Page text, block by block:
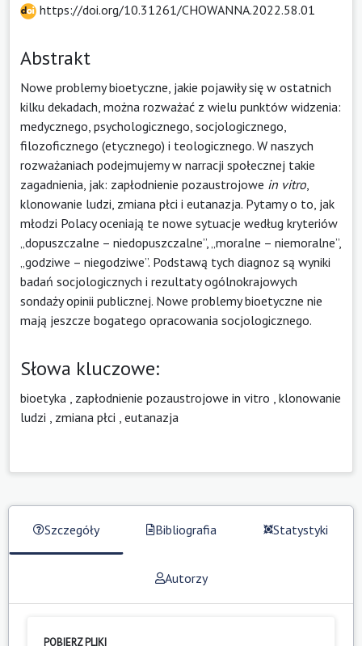
https://doi.org/10.31261/CHOWANNA.2022.58.01
Abstrakt
Nowe problemy bioetyczne, jakie pojawiły się w ostatnich
kilku dekadach, można rozważać z wielu punktów widzenia:
medycznego, psychologicznego, socjologicznego,
filozoficznego (etycznego) i teologicznego. W naszych
rozważaniach podejmujemy w narracji społecznej takie
zagadnienia, jak: zapłodnienie pozaustrojowe in vitro
klonowanie ludzi, zmiana płci i eutanazja. Pytamy o to, jak
młodzi Polacy oceniają te nowe sytuacje według kryteriów
„dopuszczalne – niedopuszczalne”, „moralne – niemoralne”,
„godziwe – niegodziwe”. Podstawą tych diagnoz są wyniki
badań socjologicznych i rezultaty ogólnokrajowych
sondaży opinii publicznej. Nowe problemy bioetyczne nie
mają jeszcze bogatego opracowania socjologicznego.
Słowa kluczowe:
bioetyka zapłodnienie pozaustrojowe in vitro klonowanie
ludzi
zmiana płci eutanazja
Szczegóły Bibliografia Statystyki
Autorzy
POBIERZ PLIKI